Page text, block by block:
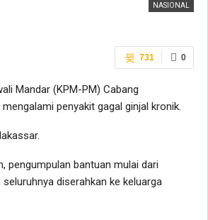
NASIONAL
0
731
Mandar (KPM-PM) Cabang
penyakit gagal ginjal kronik.
pengumpulan bantuan mulai dari
diserahkan ke keluarga